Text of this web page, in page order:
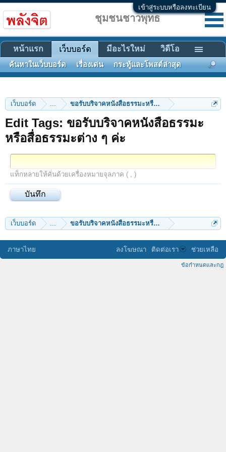
เข้าสู่ระบบหรือลงทะเบียน
เว็บบอร์ด ... ขอรับบริจาคหนังสือธรรมะหรือสื่อธรรมะต่าง ๆ ค่ะ
Edit Tags: ขอรับบริจาคหนังสือธรรมะ
หรือสื่อธรรมะต่าง ๆ ค่ะ
แท็กหลายให้คั่นด้วยเครื่องหมายจุลภาค ( , )
เว็บบอร์ด ... ขอรับบริจาคหนังสือธรรมะหรือสื่อธรรมะต่าง ๆ ค่ะ
ชุมชนชาวพุทธ
หน้าแรก เว็บบอร์ด
ค้นหาในเว็บบอร์ด เรื่องเด่น กระทู้และโพสต์ล่าสุด
มีอะไรใหม่ วิดีโอ
ภาษาไทย ลงโฆษณา ติดต่อเรา ช่วยเหลือ
ข้อกำหนดและกฎ